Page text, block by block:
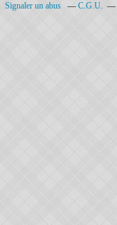
Signaler un abus C.G.U.